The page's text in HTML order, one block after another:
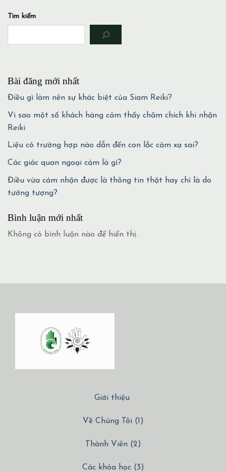
Tìm kiếm
Bài đăng mới nhất
Điều gì làm nên sự khác biệt của Siam Reiki?
Vì sao một số khách hàng cảm thấy châm chích khi nhận
Reiki
Liệu có trường hợp nào dẫn đến con lắc cảm xạ sai?
Các giác quan ngoại cảm là gì?
Điều vừa cảm nhận được là thông tin thật hay chỉ là do
tưởng tượng?
Bình luận mới nhất
Không có bình luận nào để hiển thị.
Giới thiệu
Về Chúng Tôi (1)
Thành Viên (2)
Các khóa học (3)